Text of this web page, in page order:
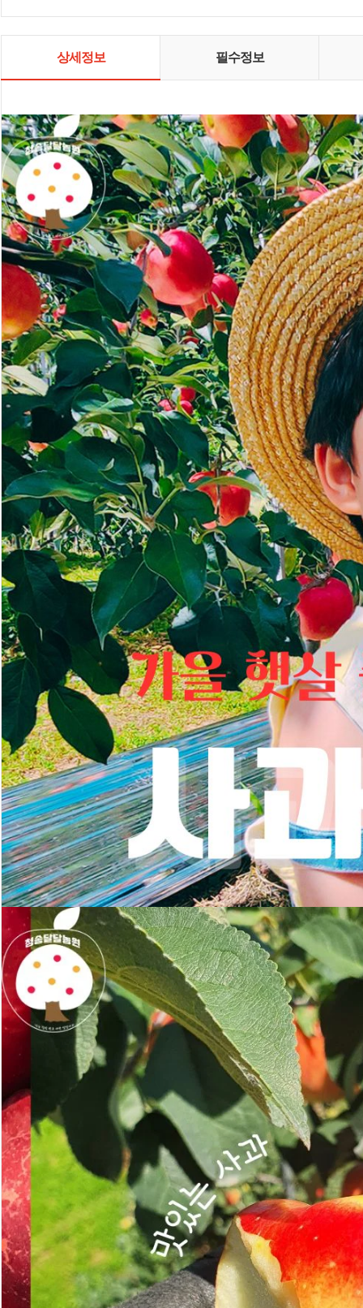
상세정보 필수정보